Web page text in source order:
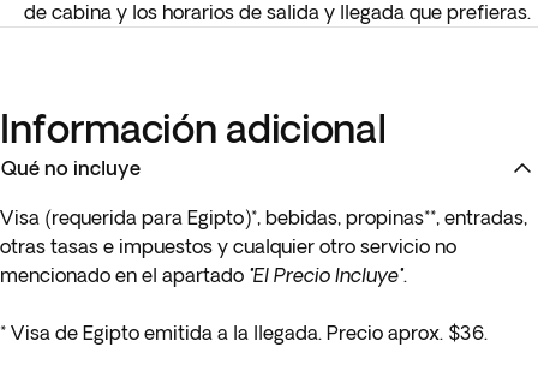
de cabina y los horarios de salida y llegada que prefieras.
Información adicional
Qué no incluye
Visa (requerida para Egipto)*, bebidas, propinas**, entradas,
otras tasas e impuestos y cualquier otro servicio no
mencionado en el apartado "El Precio Incluye".
* Visa de Egipto emitida a la llegada. Precio aprox. $36.